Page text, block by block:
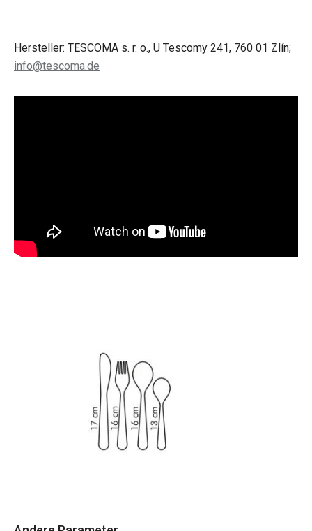
Hersteller: TESCOMA s. r. o., U Tescomy 241, 760 01 Zlín;
info@tescoma.de